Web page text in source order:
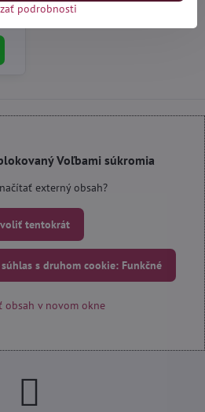
Voľbami súkromia
externý obsah?
tentokrát
s druhom cookie: Funkčné
v novom okne
podrobnosti